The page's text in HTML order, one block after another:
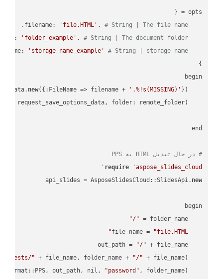
    filename:
'file.HTML' , # String | The file name.
    folder:
'folder_example' , # String | The document folder.
    storage_name:
'storage_name_example'
# String | storage name.
new({:FileName => filename +
'.%!s(MISSING)'
# در حال تبدیل HTML به PPS
require
'aspose_slides_cloud'
api_slides = AsposeSlidesCloud::SlidesApi. new
    folder_name =
"/"
    file_name =
"file.HTML"
    out_path =
"/"
" + file_name, folder_name +
"/"
"password"